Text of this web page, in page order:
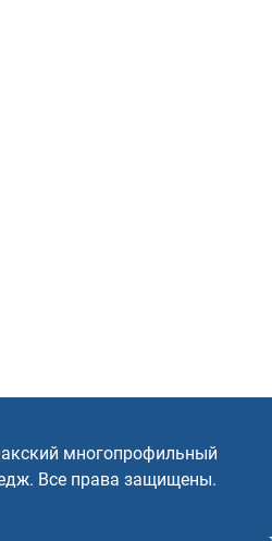
многопрофильный
Все права защищены.